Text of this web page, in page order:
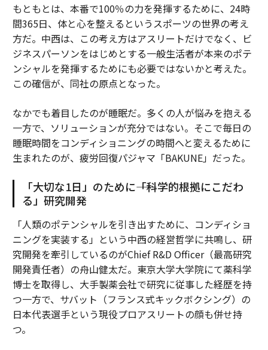
もともとは、本番で100％の力を発揮するために、24時
間365日、体と心を整えるというスポーツの世界の考え
方だ。中西は、この考え方はアスリートだけでなく、ビ
ジネスパーソンをはじめとする一般生活者が本来のポテ
ンシャルを発揮するためにも必要ではないかと考えた。
この確信が、同社の原点となった。
なかでも着目したのが睡眠だ。多くの人が悩みを抱える
一方で、ソリューションが充分ではない。そこで毎日の
睡眠時間をコンディショニングの時間へと変えるために
生まれたのが、疲労回復パジャマ「BAKUNE」だった。
「大切な1日」のために――「科学的根拠にこだわ
る」研究開発
「人類のポテンシャルを引き出すために、コンディショ
ニングを実装する」という中西の経営哲学に共鳴し、研
究開発を牽引しているのがChief R&D Officer（最高研究
開発責任者）の舟山健太だ。東京大学大学院にて薬科学
博士を取得し、大手製薬会社で研究に従事した経歴を持
つ一方で、サバット（フランス式キックボクシング）の
日本代表選手という現役プロアスリートの顔も併せ持
つ。